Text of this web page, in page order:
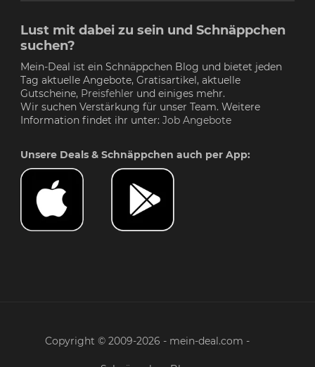
Lust mit dabei zu sein und Schnäppchen
suchen?
Mein-Deal ist ein Schnäppchen Blog und bietet jeden
Tag aktuelle Angebote, Gratisartikel, aktuelle
Gutscheine, Preisfehler und einiges mehr.
Wir suchen Verstärkung für unser Team. Weitere
Information findet ihr unter: Job Angebote
Unsere Deals & Schnäppchen auch per App:
Copyright © 2009-2026 - mein-deal.com -